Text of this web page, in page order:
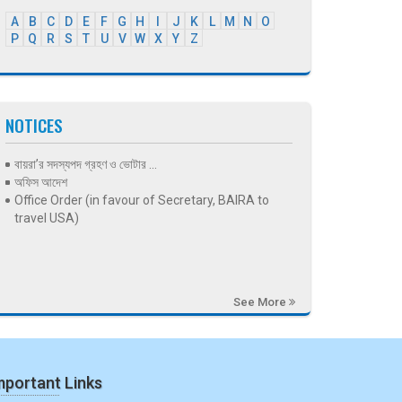
A B C D E F G H J K L M N
O
P
Q R S T U V W X Y Z
NOTICES
বায়রা’র সদস্যপদ গ্রহণ ও ভোটার ...
অফিস আদেশ
Office Order (in favour of Secretary, BAIRA to
travel USA)
See More
Links